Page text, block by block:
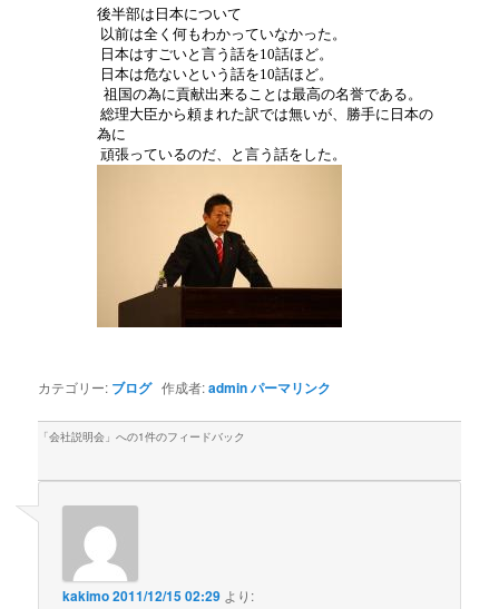
後半部は日本について
以前は全く何もわかっていなかった。
日本はすごいと言う話を10話ほど。
日本は危ないという話を10話ほど。
祖国の為に貢献出来ることは最高の名誉である。
総理大臣から頼まれた訳では無いが、勝手に日本の
為に
頑張っているのだ、と言う話をした。
カテゴリー: ブログ作成者:adminパーマリンク
「会社説明会 」への1件のフィードバック
kakimo2011/12/15 02:29 より: